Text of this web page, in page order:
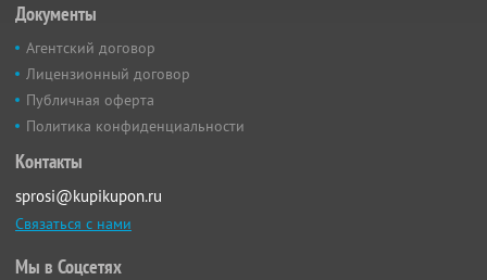
Документы
Агентский договор
Лицензионный договор
Публичная оферта
Политика конфиденциальности
Контакты
sprosi@kupikupon.ru
Связаться с нами
Мы в Соцсетях